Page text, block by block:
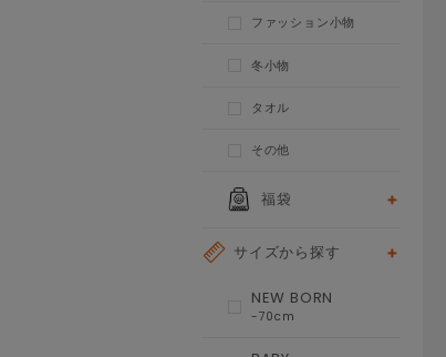
ファッション小物
冬小物
タオル
その他
福袋
サイズから探す
NEW BORN
-70cm